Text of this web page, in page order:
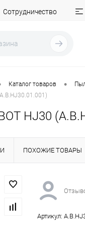
Сотрудничество
Каталог товаров •
HJ30
ПОХОЖИЕ ТОВАРЫ
Артикул: